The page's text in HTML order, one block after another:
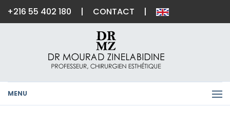
+216 55 402 180 | CONTACT |
MENU